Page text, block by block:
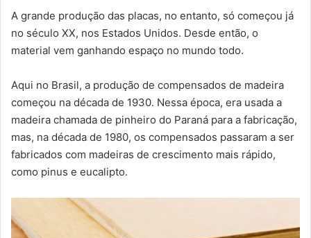
A grande produção das placas, no entanto, só começou já
no século XX, nos Estados Unidos. Desde então, o
material vem ganhando espaço no mundo todo.
Aqui no Brasil, a produção de compensados de madeira
começou na década de 1930. Nessa época, era usada a
madeira chamada de pinheiro do Paraná para a fabricação,
mas, na década de 1980, os compensados passaram a ser
fabricados com madeiras de crescimento mais rápido,
como pinus e eucalipto.